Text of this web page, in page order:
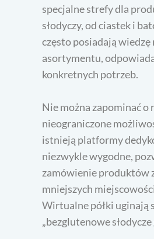
specjalne strefy dla
słodyczy, od ciastek i
często posiadają
asortymentu,
konkretnych potrzeb.
Nie można zapominać
nieograniczone
istnieją platformy
niezwykle wygodne,
zamówienie produktów
mniejszych
Wirtualne półki uginają
„bezglutenowe